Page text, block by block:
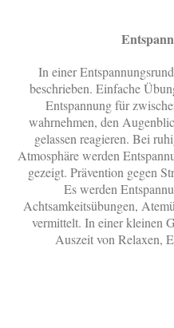
In einer
beschrieben. Einfache
Entspannung für
wahrnehmen, den
gelassen reagieren. Bei
Atmosphäre werden
gezeigt. Prävention gegen
Es werden
Achtsamkeitsübungen,
vermittelt. In einer kleinen
Auszeit von Relaxen,